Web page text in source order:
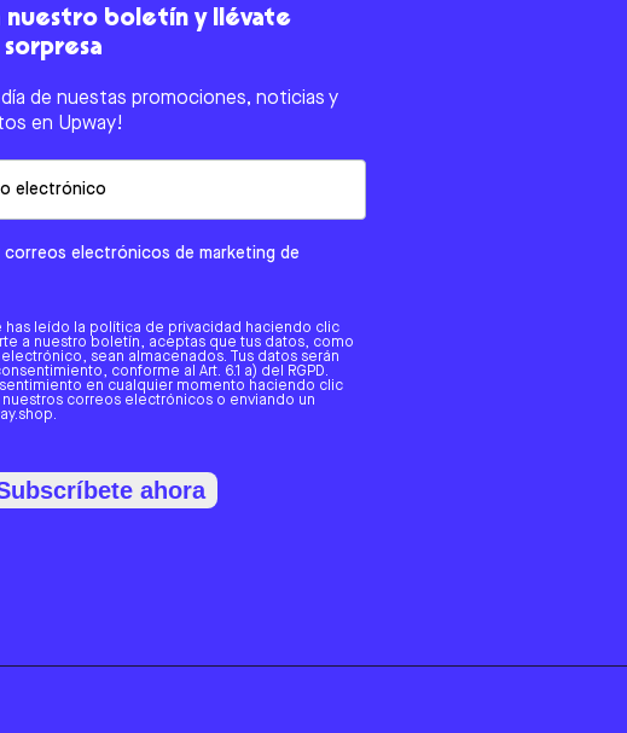
nuestro boletín y llévate
día de nuestas promociones, noticias y
en Upway!
correos electrónicos de marketing de
has leído la política de privacidad haciendo clic
a nuestro boletín, aceptas que tus datos, como
sean almacenados. Tus datos serán
conforme al Art. 6.1 a) del RGPD.
en cualquier momento haciendo clic
correos electrónicos o enviando un
ahora